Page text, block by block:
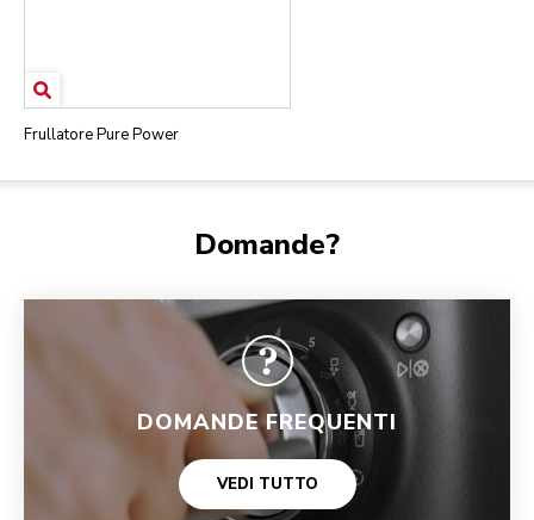
Frullatore Pure Power
Domande?
DOMANDE FREQUENTI
VEDI TUTTO